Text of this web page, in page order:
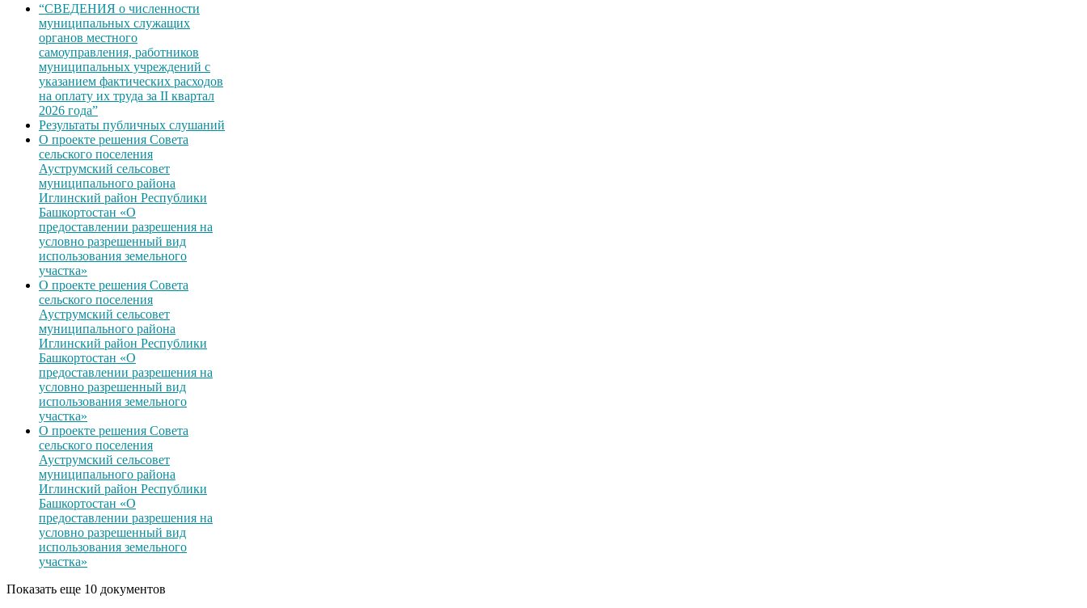
“СВЕДЕНИЯ о численности
муниципальных служащих
органов местного
самоуправления, работников
муниципальных учреждений с
указанием фактических расходов
на оплату их труда за II квартал
2026 года”
Результаты публичных слушаний
О проекте решения Совета
сельского поселения
Ауструмский сельсовет
муниципального района
Иглинский район Республики
Башкортостан «О
предоставлении разрешения на
условно разрешенный вид
использования земельного
участка»
О проекте решения Совета
сельского поселения
Ауструмский сельсовет
муниципального района
Иглинский район Республики
Башкортостан «О
предоставлении разрешения на
условно разрешенный вид
использования земельного
участка»
О проекте решения Совета
сельского поселения
Ауструмский сельсовет
муниципального района
Иглинский район Республики
Башкортостан «О
предоставлении разрешения на
условно разрешенный вид
использования земельного
участка»
Показать еще 10 документов